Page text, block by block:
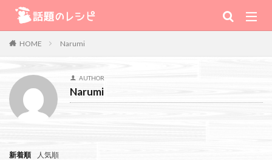
HOME Narumi
AUTHOR
Narumi
新着順 人気順
キーワード
肉 魚
TV番組